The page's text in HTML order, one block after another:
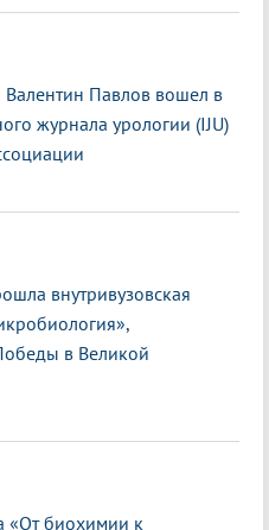
Павлов вошел в
журнала урологии (IJU)
внутривузовская
в Великой
«От биохимии к